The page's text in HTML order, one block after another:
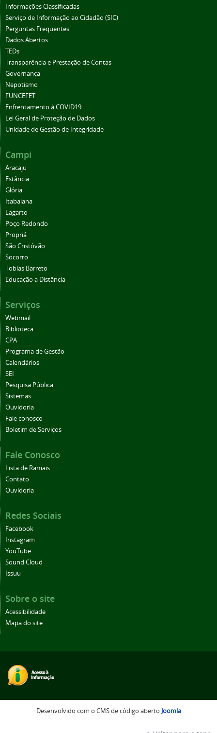
Informações Classificadas
Serviço de Informação ao Cidadão (SIC)
Perguntas Frequentes
Dados Abertos
TEDs
Transparência e Prestação de Contas
Governança
Nepotismo
FUNCEFET
Enfrentamento à COVID19
Lei Geral de Proteção de Dados
Unidade de Gestão de Integridade
Campi
Aracaju
Estância
Glória
Itabaiana
Lagarto
Poço Redondo
Propriá
São Cristóvão
Socorro
Tobias Barreto
Educação a Distância
Serviços
Webmail
Biblioteca
CPA
Programa de Gestão
Calendários
SEI
Pesquisa Pública
Sistemas
Ouvidoria
Fale conosco
Boletim de Serviços
Fale Conosco
Lista de Ramais
Contato
Ouvidoria
Redes Sociais
Facebook
Instagram
YouTube
Sound Cloud
Issuu
Sobre o site
Acessibilidade
Mapa do site
Desenvolvido com o CMS de código aberto Joomla